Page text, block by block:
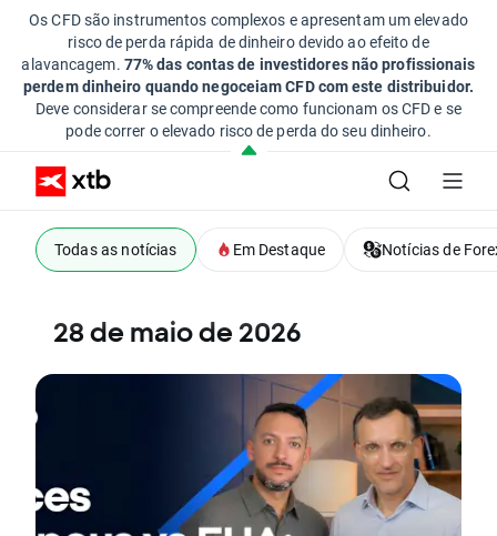
Os CFD são instrumentos complexos e apresentam um elevado
risco de perda rápida de dinheiro devido ao efeito de
alavancagem. 77% das contas de investidores não profissionais
perdem dinheiro quando negoceiam CFD com este distribuidor.
Deve considerar se compreende como funcionam os CFD e se
pode correr o elevado risco de perda do seu dinheiro.
Todas as notícias Em Destaque Notícias de
28 de maio de 2026